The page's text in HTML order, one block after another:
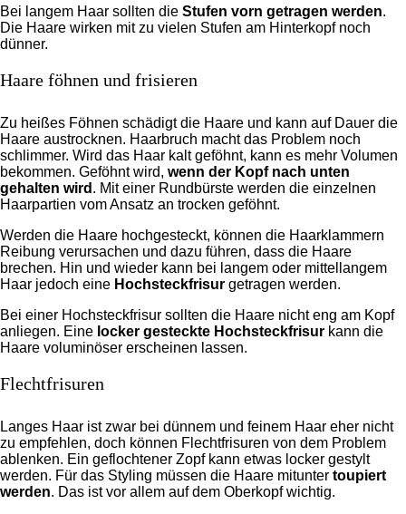
Bei langem Haar sollten die Stufen vorn getragen werden.
Die Haare wirken mit zu vielen Stufen am Hinterkopf noch
dünner.
Haare föhnen und frisieren
Zu heißes Föhnen schädigt die Haare und kann auf Dauer die
Haare austrocknen. Haarbruch macht das Problem noch
schlimmer. Wird das Haar kalt geföhnt, kann es mehr Volumen
bekommen. Geföhnt wird, wenn der Kopf nach unten
gehalten wird . Mit einer Rundbürste werden die einzelnen
Haarpartien vom Ansatz an trocken geföhnt.
Werden die Haare hochgesteckt, können die Haarklammern
Reibung verursachen und dazu führen, dass die Haare
brechen. Hin und wieder kann bei langem oder mittellangem
Haar jedoch eine Hochsteckfrisur getragen werden.
Bei einer Hochsteckfrisur sollten die Haare nicht eng am Kopf
anliegen. Eine locker gesteckte Hochsteckfrisur kann die
Haare voluminöser erscheinen lassen.
Flechtfrisuren
Langes Haar ist zwar bei dünnem und feinem Haar eher nicht
zu empfehlen, doch können Flechtfrisuren von dem Problem
ablenken. Ein geflochtener Zopf kann etwas locker gestylt
werden. Für das Styling müssen die Haare mitunter toupiert
werden. Das ist vor allem auf dem Oberkopf wichtig.